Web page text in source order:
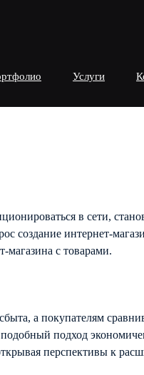
Услуги
в сети,
создание интернет-
магазина с товарами.
а покупателям
подход
перспективы к